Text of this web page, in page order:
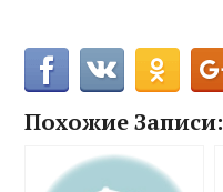
Похожие Записи: